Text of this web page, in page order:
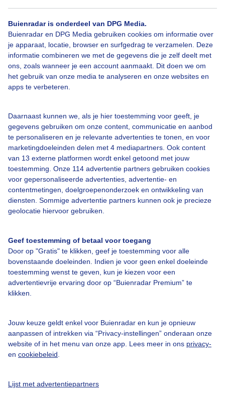
Buienradar is onderdeel van DPG Media.
Buienradar en DPG Media gebruiken cookies om informatie over
je apparaat, locatie, browser en surfgedrag te verzamelen. Deze
informatie combineren we met de gegevens die je zelf deelt met
ons, zoals wanneer je een account aanmaakt. Dit doen we om
het gebruik van onze media te analyseren en onze websites en
apps te verbeteren.
Daarnaast kunnen we, als je hier toestemming voor geeft, je
gegevens gebruiken om onze content, communicatie en aanbod
te personaliseren en je relevante advertenties te tonen, en voor
marketingdoeleinden delen met 4 mediapartners. Ook content
van 13 externe platformen wordt enkel getoond met jouw
toestemming. Onze 114 advertentie partners gebruiken cookies
voor gepersonaliseerde advertenties, advertentie- en
contentmetingen, doelgroepenonderzoek en ontwikkeling van
diensten. Sommige advertentie partners kunnen ook je precieze
geolocatie hiervoor gebruiken.
Geef toestemming of betaal voor toegang
Door op "Gratis" te klikken, geef je toestemming voor alle
bovenstaande doeleinden. Indien je voor geen enkel doeleinde
toestemming wenst te geven, kun je kiezen voor een
advertentievrije ervaring door op “Buienradar Premium” te
klikken.
Jouw keuze geldt enkel voor Buienradar en kun je opnieuw
aanpassen of intrekken via “Privacy-instellingen” onderaan onze
website of in het menu van onze app. Lees meer in ons privacy-
en cookiebeleid
Lijst met advertentiepartners
Lente Zon Wolken
Bekijk slideshow
Een moment geduld aub...
Bedrijfsgegevens
Veelgestelde vragen
Contact
Adverteren
Buienradar Team
Cookie beleid